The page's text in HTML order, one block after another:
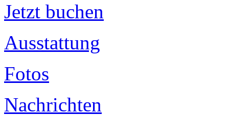
Jetzt buchen
Ausstattung
Fotos
Nachrichten